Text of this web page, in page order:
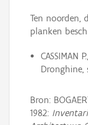
Ten noorden,
planken
CASSIMAN P.,
Dronghine,
Bron:
1982: